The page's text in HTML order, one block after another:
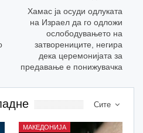
Хамас ја осуди одлуката
на Израел да го одложи
ослободувањето на
затворениците, негира
дека церемонијата за
предавање е понижувачка
Сите
МАКЕДОНИЈА